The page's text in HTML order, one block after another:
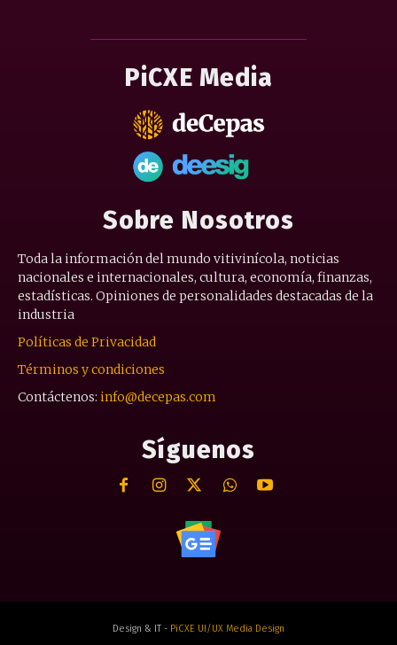
PiCXE Media
Sobre Nosotros
Toda la información del mundo vitivinícola, noticias
nacionales e internacionales, cultura, economía, finanzas,
estadísticas. Opiniones de personalidades destacadas de la
industria
Políticas de Privacidad
Términos y condiciones
Contáctenos: info@decepas.com
Síguenos
Design & IT - PiCXE UI/UX Media Design